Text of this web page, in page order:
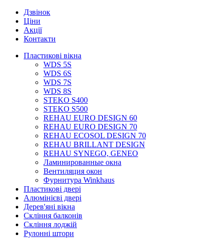
Дзвінок
Ціни
Акції
Контакти
Пластикові вікна
WDS 5S
WDS 6S
WDS 7S
WDS 8S
STEKO S400
STEKO S500
REHAU EURO DESIGN 60
REHAU EURO DESIGN 70
REHAU ECOSOL DESIGN 70
REHAU BRILLANT DESIGN
REHAU SYNEGO, GENEO
Ламинированные окна
Вентиляция окон
Фурнитура Winkhaus
Пластикові двері
Алюмінієві двері
Дерев'яні вікна
Скління балконів
Скління лоджій
Рулонні штори